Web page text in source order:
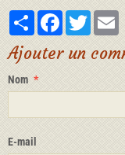
PartagerFacebookTwitter
Ajouter un
Nom
E-mail